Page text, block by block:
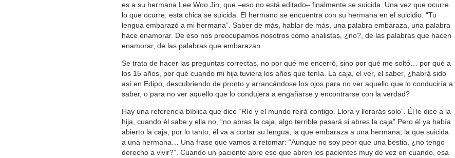
es a su hermana Lee Woo Jin, que –eso no está editado– finalmente se suicida. Una vez que ocurre
lo que ocurre, esta chica se suicida. El hermano se encuentra con su hermana en el suicidio. “Tu
lengua embarazó a mi hermana”. Saber de más, hablar de más, una palabra embaraza, una palabra
hace enamorar. De eso nos preocupamos nosotros como analistas, ¿no?, de las palabras que hacen
enamorar, de las palabras que embarazan.
Se trata de hacer las preguntas correctas, no por qué me encerró, sino por qué me soltó… por qué a
los 15 años, por qué cuando mi hija tuviera los años que tenía. La caja, el ver, el saber, ¿habrá sido
así en Edipo, descubriendo de pronto y arrancándose los ojos para no ver aquello que lo conduciría a
saber, o para no ver aquello que lo condujera a engañarse y encontrarse con la verdad?
Hay una referencia bíblica que dice “Ríe y el mundo reirá contigo. Llora y llorarás solo”. Él le dice a la
hija, cuando él sabe y ella no, “no abras la caja, algo terrible pasará si abres la caja” Pero él ya había
abierto la caja, por lo tanto, él va a cortar su lengua, la que embaraza a una hermana, la que suicida
a una hermana… Una frase que vamos a retomar: “Aunque no soy peor que una bestia, ¿no tengo
derecho a vivir?”. Cuando un paciente abre eso que abren los pacientes muy de vez en cuando, esa